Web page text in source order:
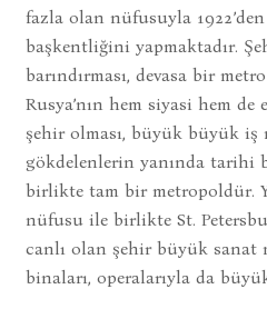
fazla olan nüfusuyla 1922’den
başkentliğini yapmaktadır.
barındırması, devasa bir
Rusya’nın hem siyasi hem de
şehir olması, büyük büyük iş
gökdelenlerin yanında tarihi
birlikte tam bir metropoldür.
nüfusu ile birlikte St.
canlı olan şehir büyük sanat
binaları, operalarıyla da